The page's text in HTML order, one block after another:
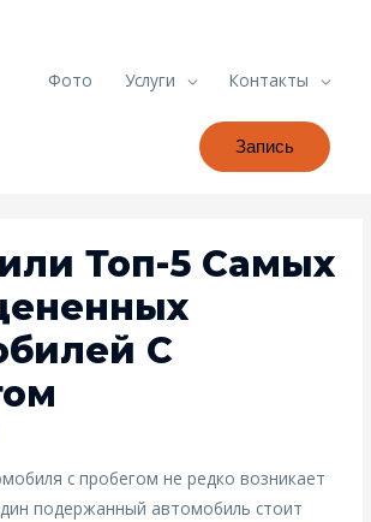
Фото Услуги Контакты
Запись
Топ-5 Самых
С
с пробегом не редко возникает
подержанный автомобиль стоит